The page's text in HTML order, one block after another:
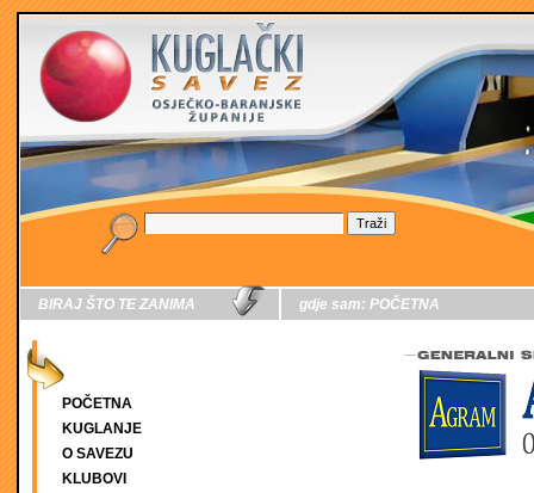
BIRAJ ŠTO TE ZANIMA
POČETNA
KUGLANJE
O SAVEZU
KLUBOVI
gdje sam: POČETNA